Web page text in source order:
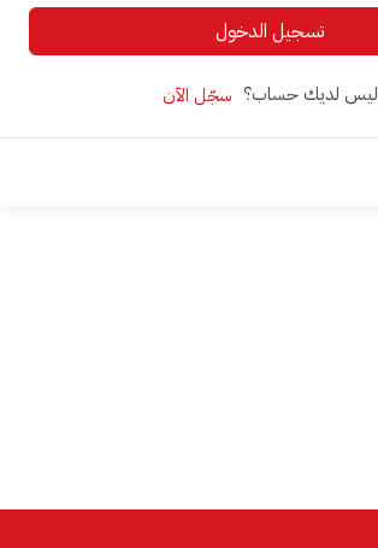
تسجيل الدخول
ليس لديك حساب؟ سجّل الآن